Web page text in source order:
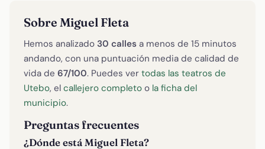
Sobre Miguel Fleta
Hemos analizado 30 calles a menos de 15 minutos
andando, con una puntuación media de calidad de
vida de 67/100. Puedes ver todas las teatros de
Utebo, el callejero completo o la ficha del
municipio.
Preguntas frecuentes
¿Dónde está Miguel Fleta?